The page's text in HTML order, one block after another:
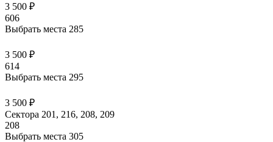
3 500 ₽
606
Выбрать места 285
3 500 ₽
614
Выбрать места 295
3 500 ₽
Сектора 201, 216, 208, 209
208
Выбрать места 305